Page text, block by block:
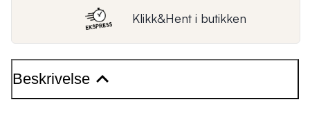
Klikk&Hent i butikken
Beskrivelse